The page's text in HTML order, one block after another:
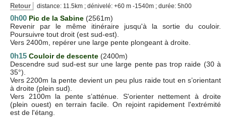
Retour distance: 11.5km ; dénivelé: +60 m -1540m ; durée: 5h00
0h00 Pic de la Sabine (2561m)
Revenir par le même itinéraire jusqu'à la sortie du couloir.
Poursuivre tout droit (est sud-est).
Vers 2400m, repérer une large pente plongeant à droite.
0h15 Couloir de descente (2400m)
Descendre sud sud-est sur une large pente pas trop raide (30 à
35°).
Vers 2200m la pente devient un peu plus raide tout en s’orientant
à droite (plein sud).
Vers 2100m la pente s’atténue. S'orienter nettement à droite
(plein ouest) en terrain facile. On rejoint rapidement l'extrémité
est de l'étang.